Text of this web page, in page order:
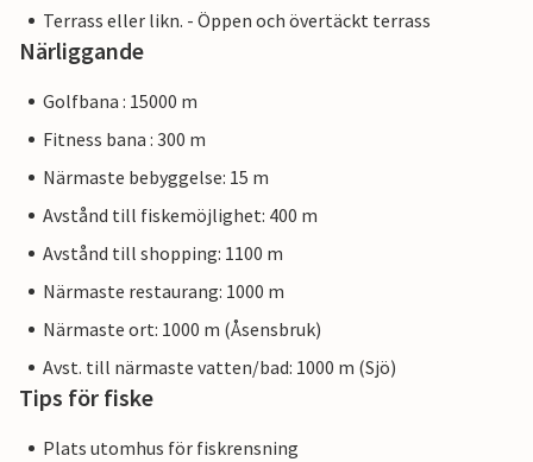
Terrass eller likn. - Öppen och övertäckt terrass
Närliggande
Golfbana : 15000 m
Fitness bana : 300 m
Närmaste bebyggelse: 15 m
Avstånd till fiskemöjlighet: 400 m
Avstånd till shopping: 1100 m
Närmaste restaurang: 1000 m
Närmaste ort: 1000 m (Åsensbruk)
Avst. till närmaste vatten/bad: 1000 m (Sjö)
Tips för fiske
Plats utomhus för fiskrensning